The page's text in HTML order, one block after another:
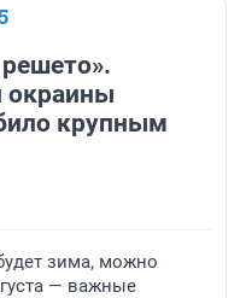
окраины
крупным
зима, можно
— важные